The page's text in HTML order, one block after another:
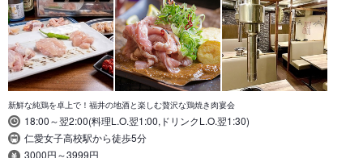
新鮮な純鶏を卓上で！福井の地酒と楽しむ贅沢な鶏焼き肉宴会
18:00～翌2:00(料理L.O.翌1:00,ドリンクL.O.翌1:30)
仁愛女子高校駅から徒歩5分
3000円～3999円